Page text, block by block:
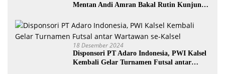
Mentan Andi Amran Bakal Rutin Kunjungi
18 Desember 2024
Disponsori PT Adaro Indonesia, PWI Kalsel
Kembali Gelar Turnamen Futsal antar